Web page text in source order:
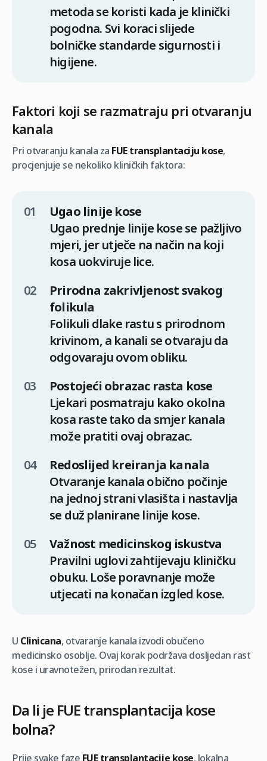
metoda se koristi kada je klinički
pogodna. Svi koraci slijede
bolničke standarde sigurnosti i
higijene.
Faktori koji se razmatraju pri otvaranju
kanala
Pri otvaranju kanala za FUE transplantaciju kose,
procjenjuje se nekoliko kliničkih faktora:
Ugao linije kose
Ugao prednje linije kose se pažljivo
mjeri, jer utječe na način na koji
kosa uokviruje lice.
Prirodna zakrivljenost svakog
folikula
Folikuli dlake rastu s prirodnom
krivinom, a kanali se otvaraju da
odgovaraju ovom obliku.
Postojeći obrazac rasta kose
Ljekari posmatraju kako okolna
kosa raste tako da smjer kanala
može pratiti ovaj obrazac.
Redoslijed kreiranja kanala
Otvaranje kanala obično počinje
na jednoj strani vlasišta i nastavlja
se duž planirane linije kose.
Važnost medicinskog iskustva
Pravilni uglovi zahtijevaju kliničku
obuku. Loše poravnanje može
utjecati na konačan izgled kose.
U Clinicana, otvaranje kanala izvodi obučeno
medicinsko osoblje. Ovaj korak podržava dosljedan rast
kose i uravnotežen, prirodan rezultat.
Da li je FUE transplantacija kose
bolna?
Prije svake faze FUE transplantacije kose, lokalna